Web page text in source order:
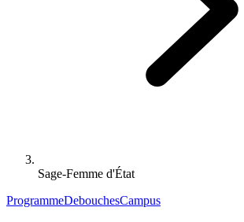
Sage-Femme d'État
ProgrammeDebouchesCampus